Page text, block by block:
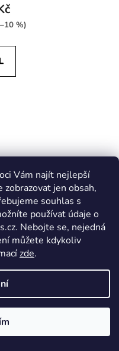
Vám najít nejlepší
zobrazovat jen obsah,
souhlas s
používat údaje o
Nebojte se, nejedná
můžete kdykoliv
zde.
%)